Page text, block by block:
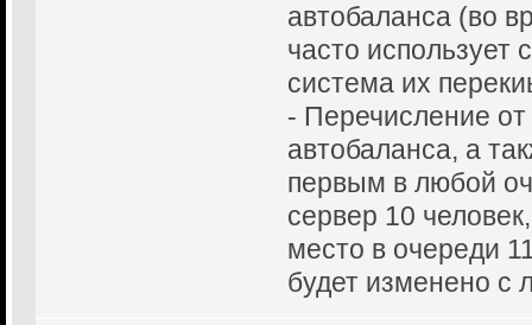
автобаланса (во
часто использует
система их
- Перечисление от
автобаланса, а
первым в любой
сервер 10
место в очереди
будет изменено с